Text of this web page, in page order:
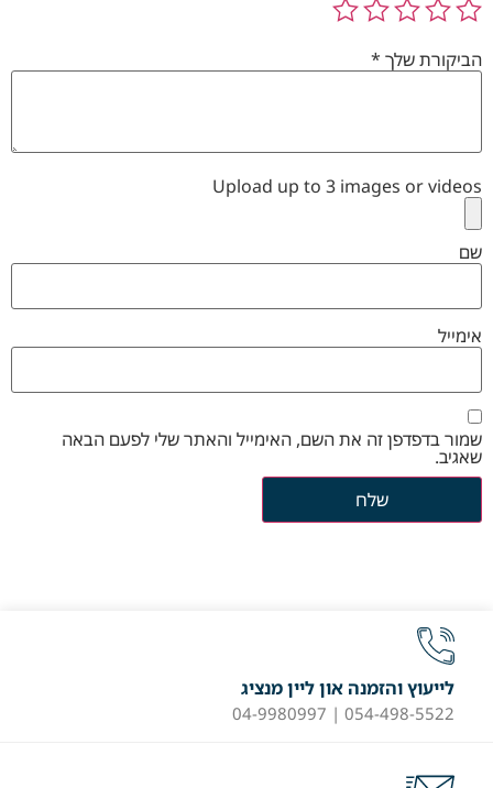
הביקורת שלך *
Upload up to 3 images or videos
שם
אימייל
שמור בדפדפן זה את השם, האימייל והאתר שלי לפעם הבאה
שאגיב.
לייעוץ והזמנה און ליין מנציג
054-498-5522 | 04-9980997